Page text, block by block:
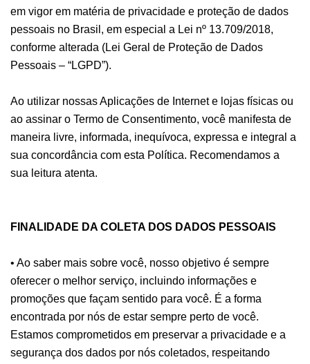
em vigor em matéria de privacidade e proteção de dados
pessoais no Brasil, em especial a Lei nº 13.709/2018,
conforme alterada (Lei Geral de Proteção de Dados
Pessoais – “LGPD”).
Ao utilizar nossas Aplicações de Internet e lojas físicas ou
ao assinar o Termo de Consentimento, você manifesta de
maneira livre, informada, inequívoca, expressa e integral a
sua concordância com esta Política. Recomendamos a
sua leitura atenta.
FINALIDADE DA COLETA DOS DADOS PESSOAIS
• Ao saber mais sobre você, nosso objetivo é sempre
oferecer o melhor serviço, incluindo informações e
promoções que façam sentido para você. É a forma
encontrada por nós de estar sempre perto de você.
Estamos comprometidos em preservar a privacidade e a
segurança dos dados por nós coletados, respeitando